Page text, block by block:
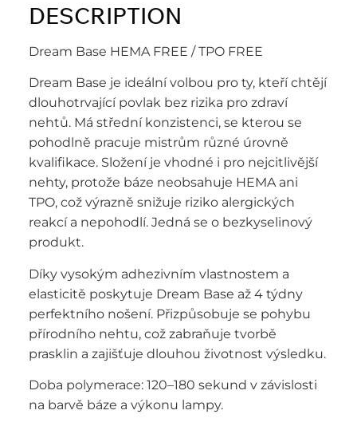
DESCRIPTION
Dream Base HEMA FREE / TPO FREE
Dream Base je ideální volbou pro ty, kteří chtějí
dlouhotrvající povlak bez rizika pro zdraví
nehtů. Má střední konzistenci, se kterou se
pohodlně pracuje mistrům různé úrovně
kvalifikace. Složení je vhodné i pro nejcitlivější
nehty, protože báze neobsahuje HEMA ani
TPO, což výrazně snižuje riziko alergických
reakcí a nepohodlí. Jedná se o bezkyselinový
produkt.
Díky vysokým adhezivním vlastnostem a
elasticitě poskytuje Dream Base až 4 týdny
perfektního nošení. Přizpůsobuje se pohybu
přírodního nehtu, což zabraňuje tvorbě
prasklin a zajišťuje dlouhou životnost výsledku.
Doba polymerace: 120–180 sekund v závislosti
na barvě báze a výkonu lampy.